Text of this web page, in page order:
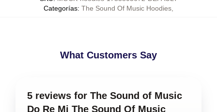
Categorías: The Sound Of Music Hoodies
What Customers Say
5 reviews for The Sound of Music
Do Re Mi The Sound Of Music